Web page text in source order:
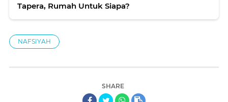
Tapera, Rumah Untuk Siapa?
NAFSIYAH
SHARE